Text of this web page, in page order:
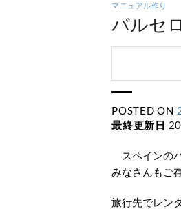
マニュアル作り
バルセ
POSTED ON
最終更新日
スペインの
みなさんもご
旅行先でレン